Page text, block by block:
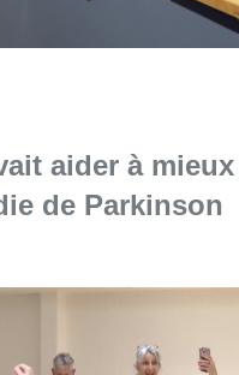
aider à mieux
de Parkinson